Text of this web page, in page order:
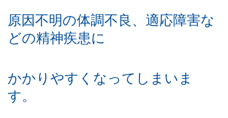
原因不明の体調不良、適応障害な
どの精神疾患に
かかりやすくなってしまいま
す。